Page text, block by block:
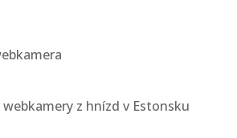
z hnízd v Estonsku